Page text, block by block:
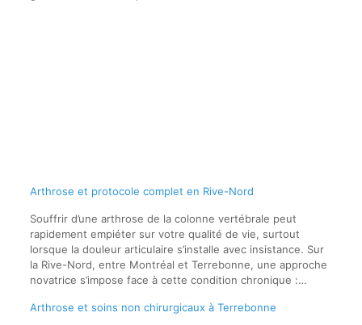
Arthrose et protocole complet en Rive-Nord
Souffrir d’une arthrose de la colonne vertébrale peut
rapidement empiéter sur votre qualité de vie, surtout
lorsque la douleur articulaire s’installe avec insistance. Sur
la Rive-Nord, entre Montréal et Terrebonne, une approche
novatrice s’impose face à cette condition chronique :…
Arthrose et soins non chirurgicaux à Terrebonne